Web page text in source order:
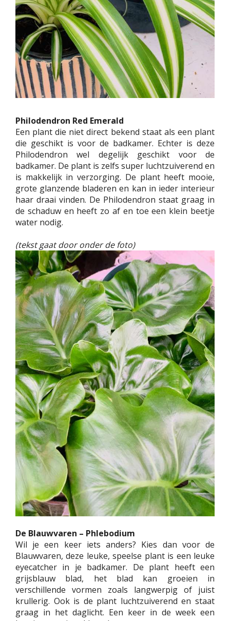
Philodendron Red Emerald
Een plant die niet direct bekend staat als een plant
die geschikt is voor de badkamer. Echter is deze
Philodendron wel degelijk geschikt voor de
badkamer. De plant is zelfs super luchtzuiverend en
is makkelijk in verzorging. De plant heeft mooie,
grote glanzende bladeren en kan in ieder interieur
haar draai vinden. De Philodendron staat graag in
de schaduw en heeft zo af en toe een klein beetje
water nodig.
(tekst gaat door onder de foto)
De Blauwvaren – Phlebodium
Wil je een keer iets anders? Kies dan voor de
Blauwvaren, deze leuke, speelse plant is een leuke
eyecatcher in je badkamer. De plant heeft een
grijsblauw blad, het blad kan groeien in
verschillende vormen zoals langwerpig of juist
krullerig. Ook is de plant luchtzuiverend en staat
graag in het daglicht. Een keer in de week een